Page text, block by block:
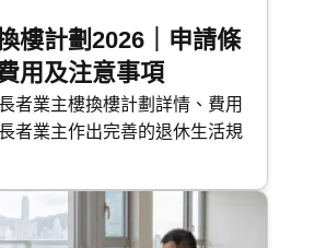
樓計劃2026｜申請條
用及注意事項
者業主樓換樓計劃詳情、費用
者業主作出完善的退休生活規